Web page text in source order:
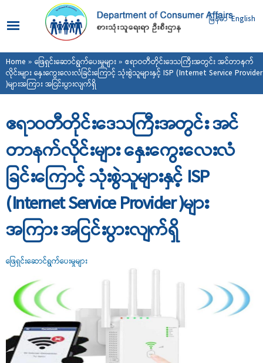
main
content
မြန်မာ English
You are here
Home » ဖြေရှင်းဆောင်ရွက်ပေးမှုများ» ဧရာဝတီတိုင်းဒေသကြီးအတွင်း အင်တာနက်
လိုင်းများ နှေးကွေးလေးလံခြင်းကြောင့် သုံးစွဲသူများနှင့် ISP (Internet Service Provider
)များအကြား အငြင်းပွားလျက်ရှိ
ဧရာဝတီတိုင်းဒေသကြီးအတွင်း အင်
တာနက်လိုင်းများ နှေးကွေးလေးလံ
ခြင်းကြောင့် သုံးစွဲသူများနှင့် ISP
(Internet Service Provider )များ
အကြား အငြင်းပွားလျက်ရှိ
ဖြေရှင်းဆောင်ရွက်ပေးမှုများ